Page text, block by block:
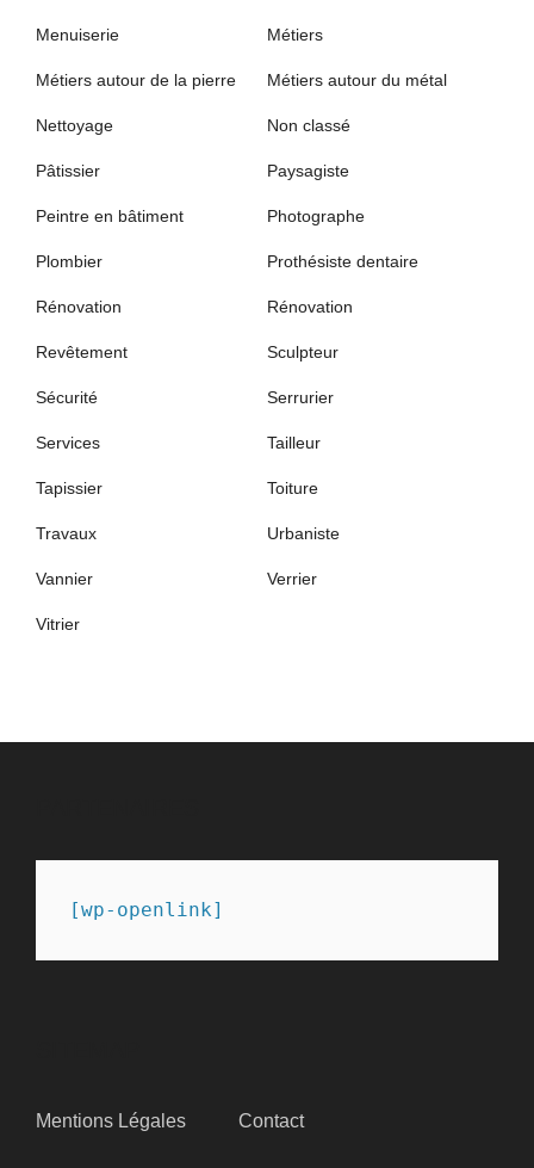
Menuiserie Métiers
Métiers autour de la pierre Métiers autour du métal
Nettoyage Non classé
Pâtissier Paysagiste
Peintre en bâtiment Photographe
Plombier Prothésiste dentaire
Rénovation Rénovation
Revêtement Sculpteur
Sécurité Serrurier
Services Tailleur
Tapissier Toiture
Travaux Urbaniste
Vannier Verrier
Vitrier
[wp-openlink]
Mentions Légales Contact